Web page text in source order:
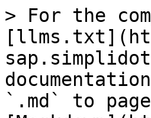
> For the
`.md` to